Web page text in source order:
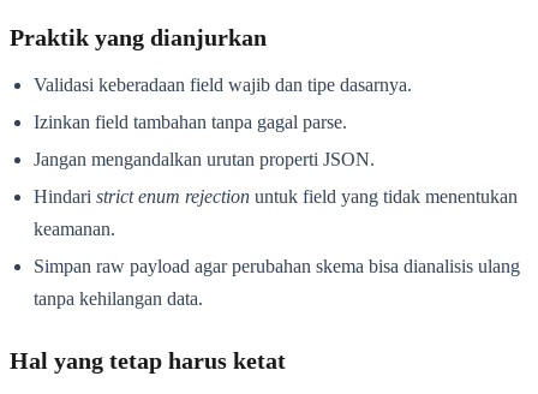
Praktik yang dianjurkan
Validasi keberadaan field wajib dan tipe dasarnya.
Izinkan field tambahan tanpa gagal parse.
Jangan mengandalkan urutan properti JSON.
Hindari strict enum rejection untuk field yang tidak menentukan
keamanan.
Simpan raw payload agar perubahan skema bisa dianalisis ulang
tanpa kehilangan data.
Hal yang tetap harus ketat